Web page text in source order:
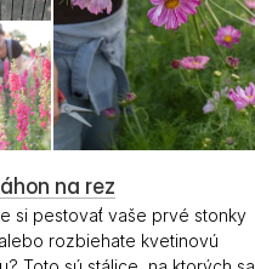
na rez
si pestovať vaše prvé stonky
rozbiehate kvetinovú